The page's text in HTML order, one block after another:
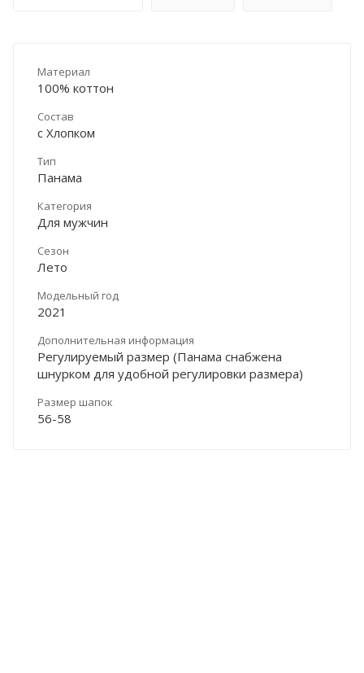
Материал
100% коттон
Состав
с Хлопком
Тип
Панама
Категория
Для мужчин
Сезон
Лето
Модельный год
2021
Дополнительная информация
Регулируемый размер (Панама снабжена
шнурком для удобной регулировки размера)
Размер шапок
56-58